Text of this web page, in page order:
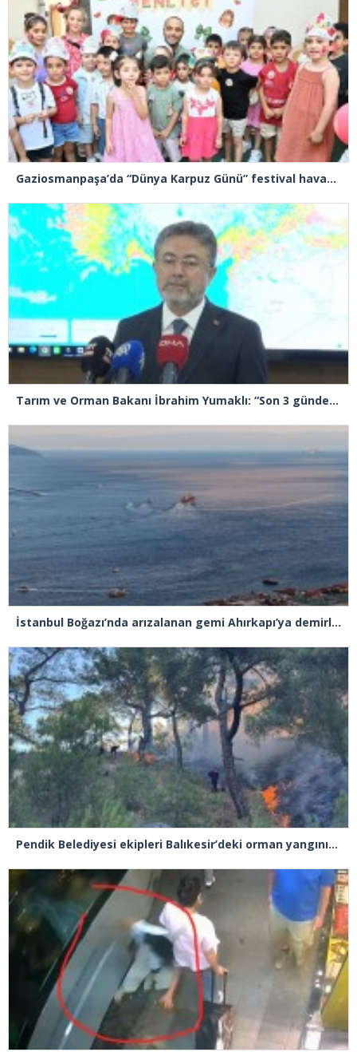
Gaziosmanpaşa’da “Dünya Karpuz Günü” festival havasında kutlandı
Tarım ve Orman Bakanı İbrahim Yumaklı: “Son 3 günde 260 yangına müdahale ettik, 258’i kontrol altına aldık”
İstanbul Boğazı’nda arızalanan gemi Ahırkapı’ya demirlendi
Pendik Belediyesi ekipleri Balıkesir’deki orman yangınına müdahale ediyor